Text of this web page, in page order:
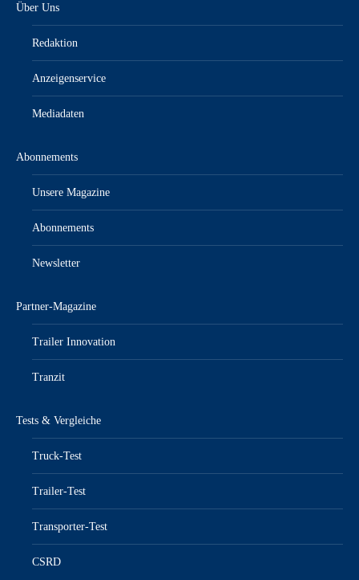
Über Uns
Redaktion
Anzeigenservice
Mediadaten
Abonnements
Unsere Magazine
Abonnements
Newsletter
Partner-Magazine
Trailer Innovation
Tranzit
Tests & Vergleiche
Truck-Test
Trailer-Test
Transporter-Test
CSRD